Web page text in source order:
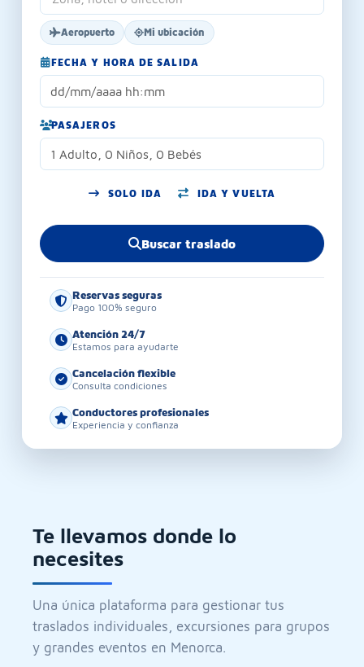
Aeropuerto Mi ubicación
FECHA Y HORA DE SALIDA
PASAJEROS
1 Adulto, 0 Niños, 0 Bebés
SOLO IDA IDA Y VUELTA
Buscar traslado
Reservas seguras
Pago 100% seguro
Atención 24/7
Estamos para ayudarte
Cancelación flexible
Consulta condiciones
Conductores profesionales
Experiencia y confianza
Te llevamos donde lo
necesites
Una única plataforma para gestionar tus
traslados individuales, excursiones para grupos
y grandes eventos en Menorca.